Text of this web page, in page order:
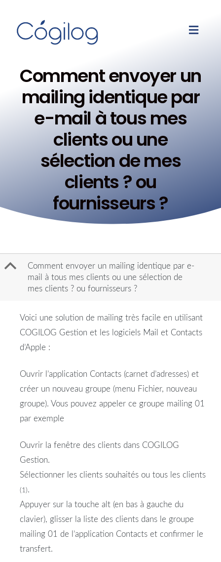
Comment envoyer un
mailing identique par
e-mail à tous mes
clients ou une
sélection de mes
clients ? ou
fournisseurs ?
B
Comment envoyer un mailing identique par e-
mail à tous mes clients ou une sélection de
mes clients ? ou fournisseurs ?
Voici une solution de mailing très facile en utilisant
COGILOG Gestion et les logiciels Mail et Contacts
d’Apple :
Ouvrir l’application Contacts (carnet d’adresses) et
créer un nouveau groupe (menu Fichier, nouveau
groupe). Vous pouvez appeler ce groupe mailing 01
par exemple
Ouvrir la fenêtre des clients dans COGILOG
Gestion.
Sélectionner les clients souhaités ou tous les clients
(1).
Appuyer sur la touche alt (en bas à gauche du
clavier), glisser la liste des clients dans le groupe
mailing 01 de l’application Contacts et confirmer le
transfert.